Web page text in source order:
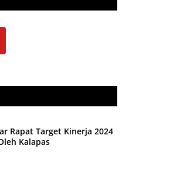
Rapat Target Kinerja 2024
Kalapas